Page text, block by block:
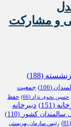
و مشارکت
(188)
(106)
جمعیت
حسین نحوی نژاد (66)
حفظ
(151)
دبیرخانه
سالمندان کشور (110)
(81)
رئیس سازمان بهزیستی